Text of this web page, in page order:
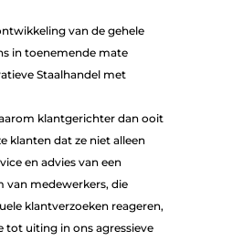
van de gehele
in toenemende mate
Staalhandel met
klantgerichter dan ooit
klanten dat ze niet alleen
en advies van een
van medewerkers, die
klantverzoeken reageren,
uiting in ons agressieve